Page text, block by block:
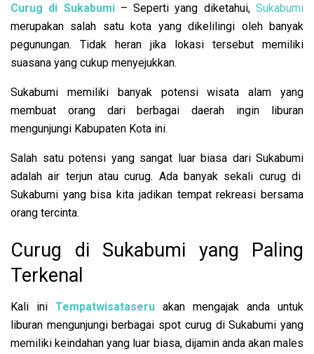
Curug di Sukabumi – Seperti yang diketahui,Sukabumi
merupakan salah satu kota yang dikelilingi oleh banyak
pegunungan. Tidak heran jika lokasi tersebut memiliki
suasana yang cukup menyejukkan.
Sukabumi memiliki banyak potensi wisata alam yang
membuat orang dari berbagai daerah ingin liburan
mengunjungi Kabupaten Kota ini.
Salah satu potensi yang sangat luar biasa dari Sukabumi
adalah air terjun atau curug. Ada banyak sekali curug di
Sukabumi yang bisa kita jadikan tempat rekreasi bersama
orang tercinta.
Curug di Sukabumi yang Paling
Terkenal
Kali ini Tempatwisataseru akan mengajak anda untuk
liburan mengunjungi berbagai spot curug di Sukabumi yang
memiliki keindahan yang luar biasa, dijamin anda akan males